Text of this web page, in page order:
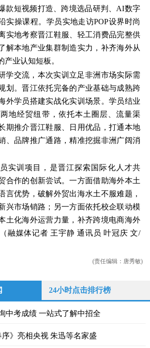
款短视频打造、跨境选品研判、AI数字
实操课程。学员实地走访POP设界时尚
实地考察晋江鞋服、轻工消费品完整供
解本地产业集群制造实力，补齐海外从
产业认知短板。
学交流，本次实训立足非洲市场实际需
划。晋江依托完备的产业基础与成熟跨
外学员搭建实战化实训场景。学员结业
地经贸纽带，依托本土圈层、流量渠
期推介晋江鞋服、日用优品，打通本地
、品牌推广通路，精准挖掘非洲广阔消
实训项目，是晋江探索国际化人才共
合作的创新尝试。一方面借助海外本土
言优势，破解外贸出海水土不服难题，
兴市场销路；另一方面依托校企联动模
土化海外运营力量，补齐跨境电商海外
融媒体记者 王宇静 通讯员 叶冠庆 文/
(责任编辑：唐秀敏)
24小时点击排行榜
中考成绩 一站式了解中招全
》亮相央视 朱迅等名家盛